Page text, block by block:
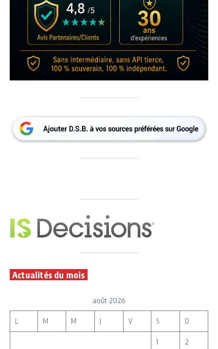
Actualités du mois
août 2026
L M M J V S D
1 2